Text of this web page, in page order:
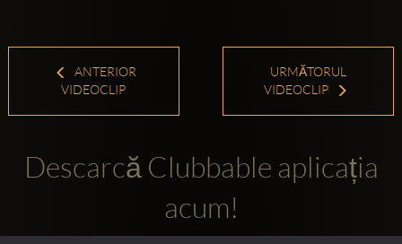
ANTERIOR
VIDEOCLIP
URMĂTORUL
VIDEOCLIP
Descarcă Clubbable aplicația
acum!